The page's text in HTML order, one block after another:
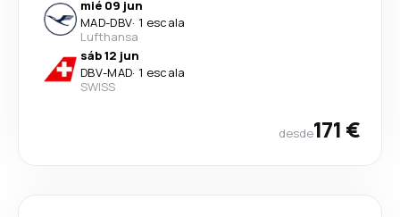
mié 09 jun
MAD-DBV· 1 escala
Lufthansa
sáb 12 jun
DBV-MAD· 1 escala
SWISS
desde171 €